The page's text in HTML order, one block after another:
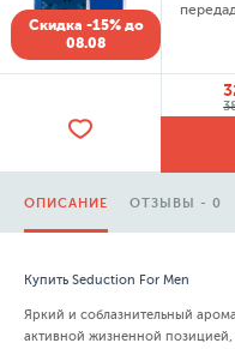
Скидка -15% до
08.08
ОПИСАНИЕ ОТЗЫВЫ - 0
Купить Seduction For Men
Яркий и соблазнительный
активной жизненной